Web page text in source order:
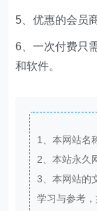
5、优惠的会员
6、一次付费只
和软件。
1、本网站名
2、本站永久
3、本网站的
学习与参考